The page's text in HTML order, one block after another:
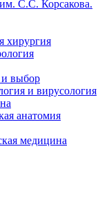
С.С. Корсакова.
хирургия
выбор
и вирусология
анатомия
медицина